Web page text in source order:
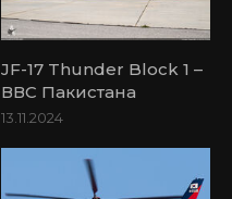
JF-17 Thunder Block 1 –
ВВС Пакистана
13.11.2024